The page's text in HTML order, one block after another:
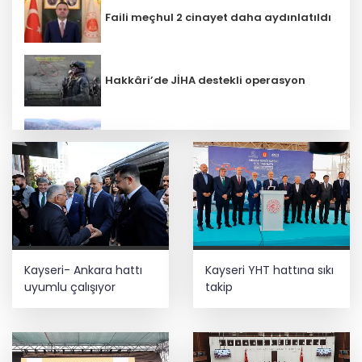
Faili meçhul 2 cinayet daha aydınlatıldı
Hakkâri’de JİHA destekli operasyon
Trabzon iklim ve enerji ağında
İbrahim Burkay seçimlerde açık ara
önde! Dev lansmanda neler oldu?
CHP İstanbul’da yeni katılımlar... Gürsel
Tekin: Birlikte başaracağız
Lavantanın hikayesi başlıyor
Kayseri- Ankara hattı
uyumlu çalışıyor
Kayseri YHT hattına sıkı
takip